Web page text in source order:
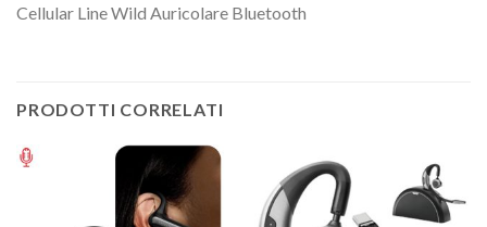
Cellular Line Wild Auricolare Bluetooth
PRODOTTI CORRELATI